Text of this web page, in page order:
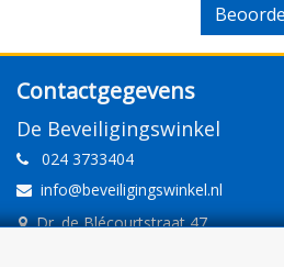
Contactgegevens
De Beveiligingswinkel
024 3733404
info@beveiligingswinkel.nl
Dr. de Blécourtstraat 47